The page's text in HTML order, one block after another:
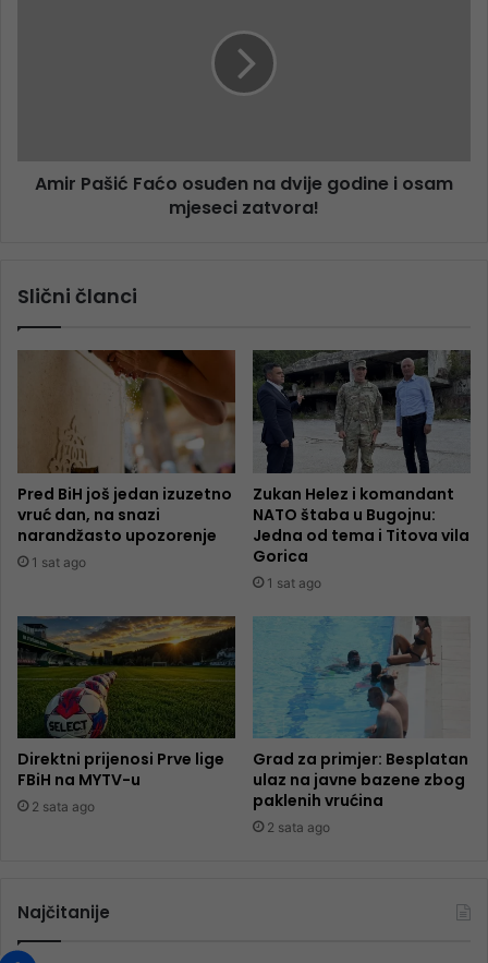
Amir Pašić Faćo osuđen na dvije godine i osam
mjeseci zatvora!
Slični članci
Pred BiH još jedan izuzetno
vruć dan, na snazi
narandžasto upozorenje
1 sat ago
Zukan Helez i komandant
NATO štaba u Bugojnu:
Jedna od tema i Titova vila
Gorica
1 sat ago
Direktni prijenosi Prve lige
FBiH na MYTV-u
2 sata ago
Grad za primjer: Besplatan
ulaz na javne bazene zbog
paklenih vrućina
2 sata ago
Najčitanije